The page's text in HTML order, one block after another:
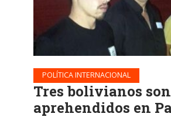
POLÍTICA INTERNACIONAL
Tres bolivianos son
aprehendidos en